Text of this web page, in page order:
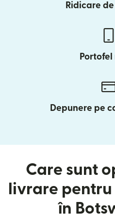
Ridicare
Portofel
Depunere pe
Care sunt
livrare
în